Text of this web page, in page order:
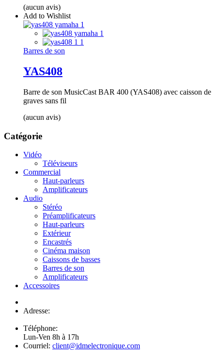
(aucun avis)
Add to Wishlist
Barres de son
YAS408
Barre de son MusicCast BAR 400 (YAS408) avec caisson de
graves sans fil
(aucun avis)
Catégorie
Vidéo
Téléviseurs
Commercial
Haut-parleurs
Amplificateurs
Audio
Stéréo
Préamplificateurs
Haut-parleurs
Extérieur
Encastrés
Cinéma maison
Caissons de basses
Barres de son
Amplificateurs
Accessoires
Adresse:
Téléphone:
Lun-Ven 8h à 17h
Courriel: client@idmelectronique.com